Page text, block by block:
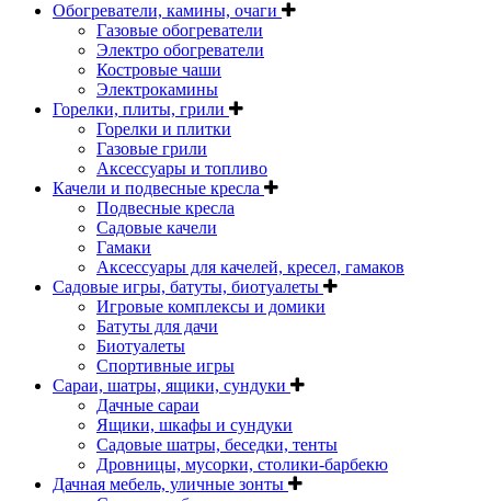
Обогреватели, камины, очаги
Газовые обогреватели
Электро обогреватели
Костровые чаши
Электрокамины
Горелки, плиты, грили
Горелки и плитки
Газовые грили
Аксессуары и топливо
Качели и подвесные кресла
Подвесные кресла
Садовые качели
Гамаки
Аксессуары для качелей, кресел, гамаков
Садовые игры, батуты, биотуалеты
Игровые комплексы и домики
Батуты для дачи
Биотуалеты
Спортивные игры
Сараи, шатры, ящики, сундуки
Дачные сараи
Ящики, шкафы и сундуки
Садовые шатры, беседки, тенты
Дровницы, мусорки, столики-барбекю
Дачная мебель, уличные зонты